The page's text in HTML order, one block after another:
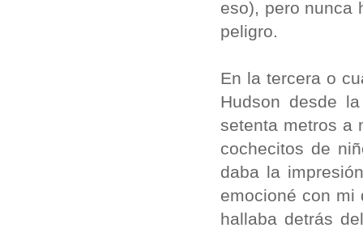
eso), pero nunca
peligro.
En la tercera o
Hudson desde
setenta metros a
cochecitos de
daba la
emocioné con mi
hallaba detrás